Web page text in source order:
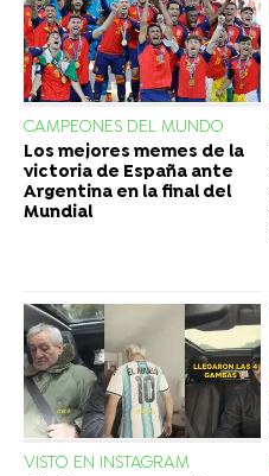
CAMPEONES DEL MUNDO
Los mejores memes de la
victoria de España ante
Argentina en la final del
Mundial
VISTO EN INSTAGRAM